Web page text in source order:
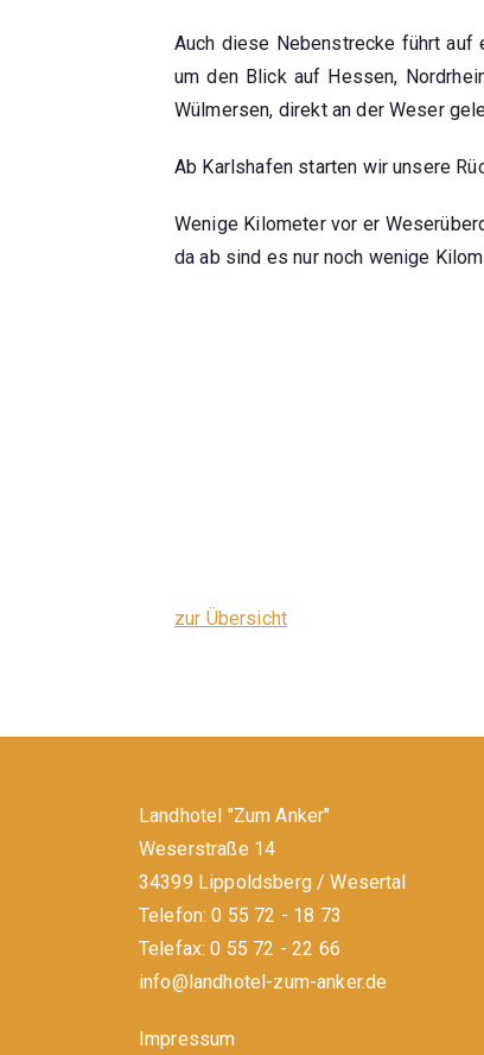
Auch diese Nebenstrecke führt auf
um den Blick auf Hessen,
Wülmersen, direkt an der Weser
Ab Karlshafen starten wir unsere
Wenige Kilometer vor er
da ab sind es nur noch wenige
zur Übersicht
Landhotel "Zum Anker"
Weserstraße 14
34399 Lippoldsberg / Wesertal
Telefon: 0 55 72 - 18 73
Telefax: 0 55 72 - 22 66
info@landhotel-zum-anker.de
Impressum